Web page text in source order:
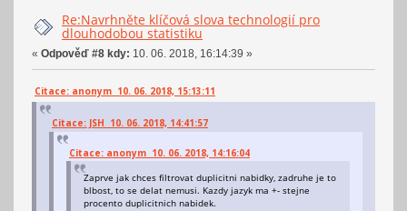
Re:Navrhněte klíčová slova technologií pro
dlouhodobou statistiku
« Odpověď #8 kdy: 10. 06. 2018, 16:14:39 »
Citace: anonym 10. 06. 2018, 15:13:11
Citace: JSH 10. 06. 2018, 14:41:57
Citace: anonym 10. 06. 2018, 14:16:04
Zaprve jak chces filtrovat duplicitni nabidky, zadruhe je to
blbost, to se delat nemusi. Kazdy jazyk ma +- stejne
procento duplicitnich nabidek.